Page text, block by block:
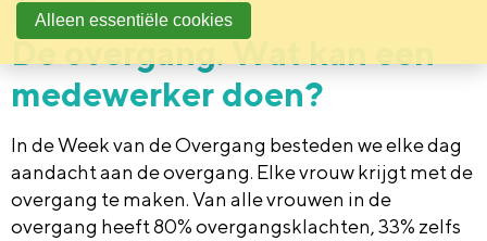
Achtergrond 12 april 2024
De overgang. Wat kan een
medewerker doen?
In de Week van de Overgang besteden we elke dag
aandacht aan de overgang. Elke vrouw krijgt met de
overgang te maken. Van alle vrouwen in de
overgang heeft 80% overgangsklachten, 33% zelfs
Alleen essentiële cookies